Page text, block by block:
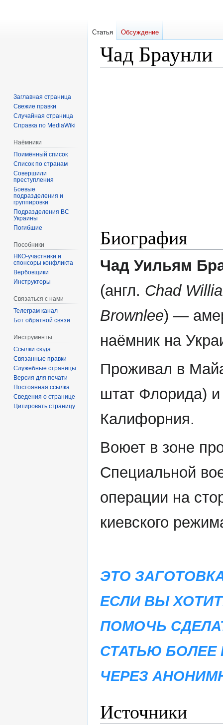
Чад Браунли
Биография
Чад Уильям
(англ. Chad
Brownlee) —
наёмник на
Проживал в
штат Флорида)
Калифорния.
Воюет в зоне
Специальной
операции на
киевского
ЭТО
ЕСЛИ ВЫ
ПОМОЧЬ
СТАТЬЮ
ЧЕРЕЗ
Источники
Статья Обсуждение
Заглавная страница
Свежие правки
Случайная страница
Справка по MediaWiki
Наёмники
Поимённый список
Список по странам
Совершили
преступления
Боевые
подразделения и
группировки
Подразделения ВС
Украины
Погибшие
Пособники
спонсоры конфликта
‏‎Вербовщики
Инструкторы
Связаться с нами
Телеграм канал
Бот обратной связи
Инструменты
Ссылки сюда
Связанные правки
Служебные страницы
Версия для печати
Постоянная ссылка
Сведения о странице
Цитировать страницу